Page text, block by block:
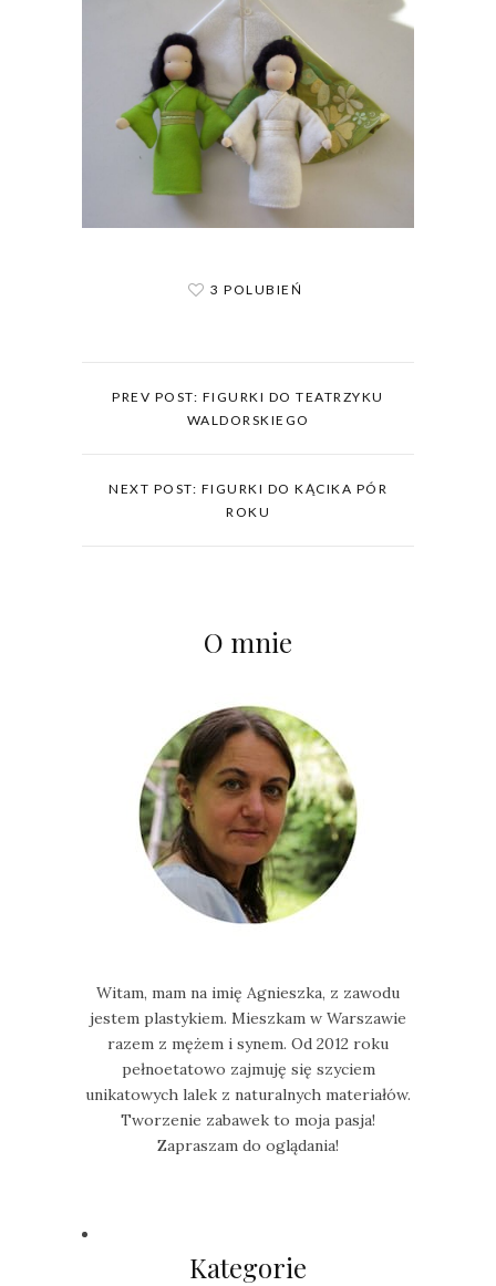
3 POLUBIEŃ
PREV POST: FIGURKI DO TEATRZYKU
WALDORSKIEGO
NEXT POST: FIGURKI DO KĄCIKA PÓR
ROKU
O mnie
Witam, mam na imię Agnieszka, z zawodu
jestem plastykiem. Mieszkam w Warszawie
razem z mężem i synem. Od 2012 roku
pełnoetatowo zajmuję się szyciem
unikatowych lalek z naturalnych materiałów.
Tworzenie zabawek to moja pasja!
Zapraszam do oglądania!
Kategorie